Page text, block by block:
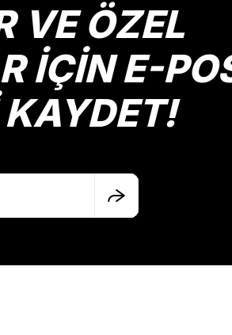
VE ÖZEL
İÇİN E-